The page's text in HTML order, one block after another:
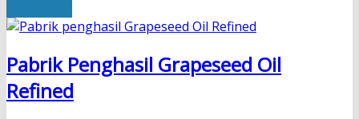
Pabrik Penghasil Grapeseed Oil
Refined